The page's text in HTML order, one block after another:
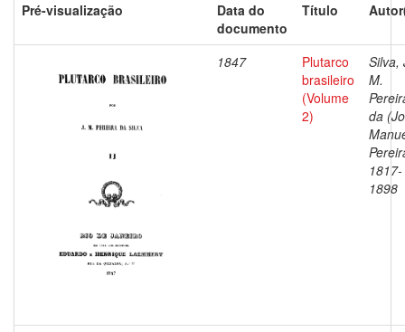
Pré-visualização
Data do
documento
Título
1847
Plutarco
brasileiro
(Volume
2)
Silva,
M.
da
1817-
1898